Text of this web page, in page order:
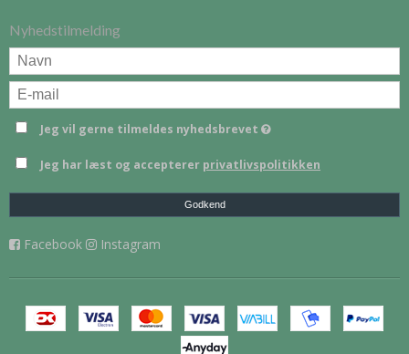
Nyhedstilmelding
Jeg vil gerne tilmeldes nyhedsbrevet
Jeg har læst og accepterer privatlivspolitikken
Godkend
Facebook Instagram